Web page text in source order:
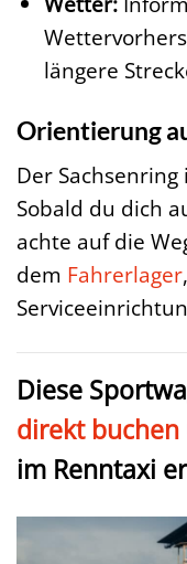
längere
Orientierung
Der
Sobald du dich
achte auf die
dem Fahrerlager
Diese
direkt buchen
im Renntaxi